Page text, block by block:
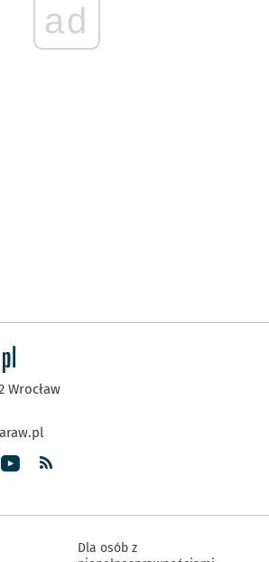
ad
Wrocław
Dla osób z